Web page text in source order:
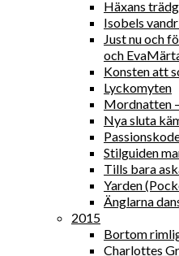
Häxans
Isobels
Just nu och
och
Konsten att
Lyckomyten
Mordnatten
Nya sluta
Stilguiden
Tills bara
Yarden
Änglarna
2015
Bortom
Charlottes